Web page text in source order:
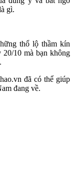
gì.
thổ lộ thầm kín
10 mà bạn không
đã có thể giúp
đang về.